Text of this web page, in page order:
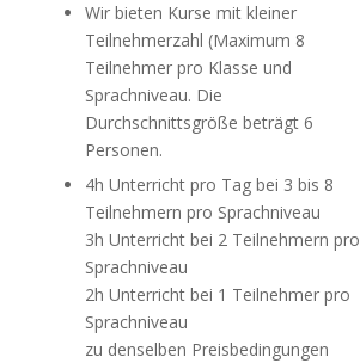
Wir bieten Kurse mit kleiner
Teilnehmerzahl (Maximum 8
Teilnehmer pro Klasse und
Sprachniveau. Die
Durchschnittsgröße beträgt 6
Personen.
4h Unterricht pro Tag bei 3 bis 8
Teilnehmern pro Sprachniveau
3h Unterricht bei 2 Teilnehmern pro
Sprachniveau
2h Unterricht bei 1 Teilnehmer pro
Sprachniveau
zu denselben Preisbedingungen